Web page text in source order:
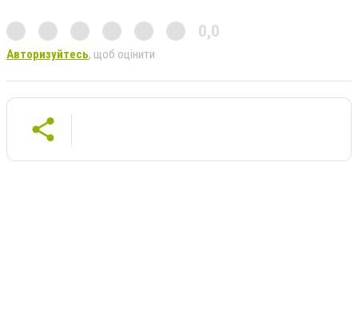
0,0
Авторизуйтесь, щоб оцінити